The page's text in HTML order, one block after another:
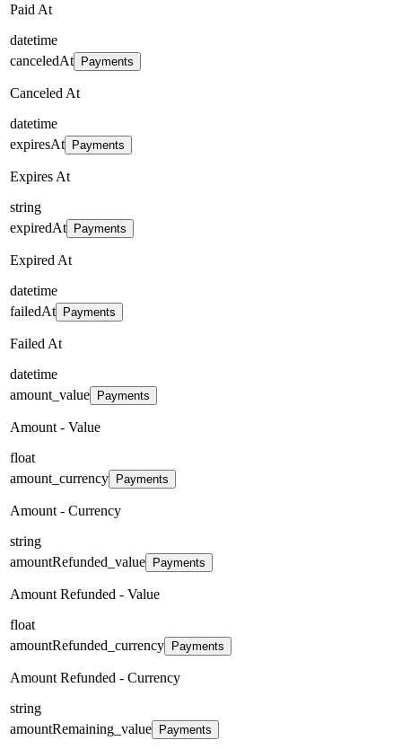
Paid At
datetime
canceledAt
Payments
Canceled At
datetime
expiresAt
Payments
Expires At
string
expiredAt
Payments
Expired At
datetime
failedAt
Payments
Failed At
datetime
amount_value
Payments
Amount - Value
float
amount_currency
Payments
Amount - Currency
string
amountRefunded_value
Payments
Amount Refunded - Value
float
amountRefunded_currency
Payments
Amount Refunded - Currency
string
amountRemaining_value
Payments